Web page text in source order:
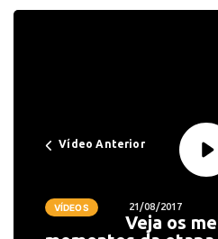
Vídeo Anterior
VÍDEOS 21/08/2017
Veja os